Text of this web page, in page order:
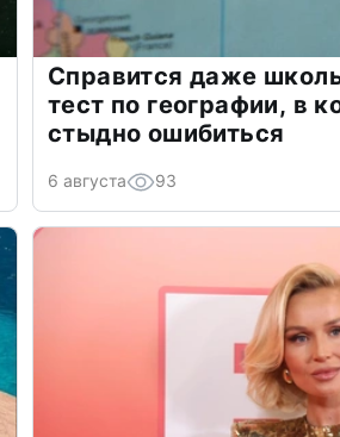
Справится даже
тест по географии, в
стыдно ошибиться
6 августа 93